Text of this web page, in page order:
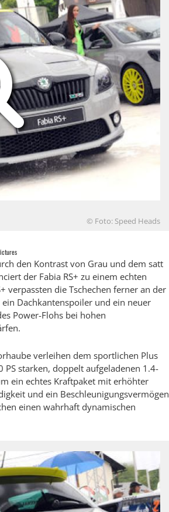
© Foto: Speed Heads
den Kontrast von Grau und dem satt
der Fabia RS+ zu einem echten
verpassten die Tschechen ferner an der
Dachkantenspoiler und ein neuer
Power-Flohs bei hohen
verleihen dem sportlichen Plus
starken, doppelt aufgeladenen 1.4-
ein echtes Kraftpaket mit erhöhter
und ein Beschleunigungsvermögen
einen wahrhaft dynamischen